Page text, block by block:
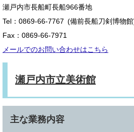
瀬戸内市長船町長船966番地
Tel：0869-66-7767
備前長船刀剣博物館
Fax：0869-66-7971
メールでのお問い合わせはこちら
瀬戸内市立美術館
主な業務内容